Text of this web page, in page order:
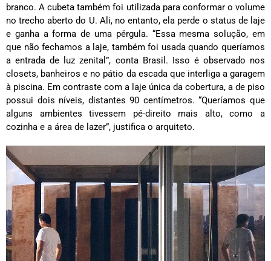
branco. A cubeta também foi utilizada para conformar o volume
no trecho aberto do U. Ali, no entanto, ela perde o status de laje
e ganha a forma de uma pérgula. “Essa mesma solução, em
que não fechamos a laje, também foi usada quando queríamos
a entrada de luz zenital”, conta Brasil. Isso é observado nos
closets, banheiros e no pátio da escada que interliga a garagem
à piscina. Em contraste com a laje única da cobertura, a de piso
possui dois níveis, distantes 90 centímetros. “Queríamos que
alguns ambientes tivessem pé-direito mais alto, como a
cozinha e a área de lazer”, justifica o arquiteto.